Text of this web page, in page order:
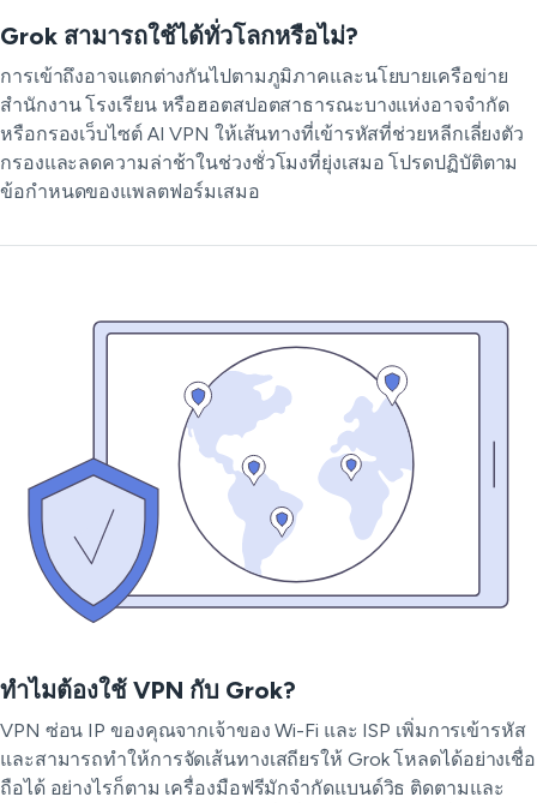
Grok สามารถใช้ได้ทั่วโลกหรือไม่?
การเข้าถึงอาจแตกต่างกันไปตามภูมิภาคและนโยบายเครือข่าย
สำนักงาน โรงเรียน หรือฮอตสปอตสาธารณะบางแห่งอาจจำกัด
หรือกรองเว็บไซต์ AI VPN ให้เส้นทางที่เข้ารหัสที่ช่วยหลีกเลี่ยงตัว
กรองและลดความล่าช้าในช่วงชั่วโมงที่ยุ่งเสมอ โปรดปฏิบัติตาม
ข้อกำหนดของแพลตฟอร์มเสมอ
ทำไมต้องใช้ VPN กับ Grok?
VPN ซ่อน IP ของคุณจากเจ้าของ Wi-Fi และ ISP เพิ่มการเข้ารหัส
และสามารถทำให้การจัดเส้นทางเสถียรให้ Grok โหลดได้อย่างเชื่อ
ถือได้ อย่างไรก็ตาม เครื่องมือฟรีมักจำกัดแบนด์วิธ ติดตามและ